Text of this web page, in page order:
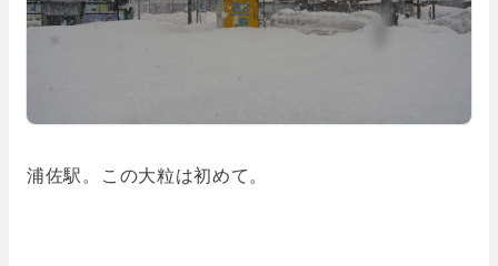
浦佐駅。この大粒は初めて。